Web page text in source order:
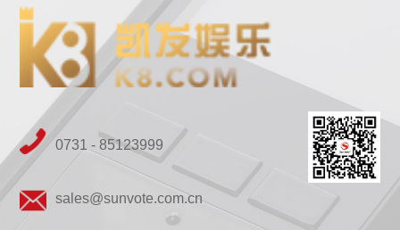
0731 - 85123999
sales@sunvote.com.cn